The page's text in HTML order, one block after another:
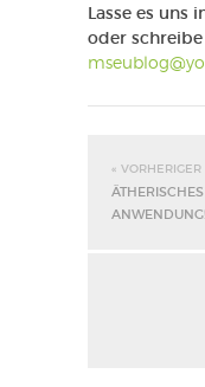
Lasse es uns
oder schreibe
« VORHERIGER
ANWENDUNG!